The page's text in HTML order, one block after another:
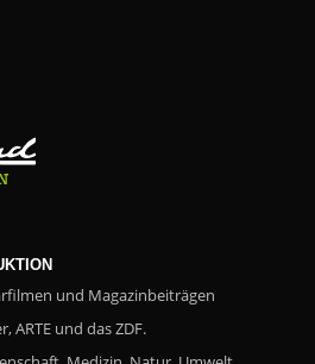
und Magazinbeiträgen
ARTE und das ZDF.